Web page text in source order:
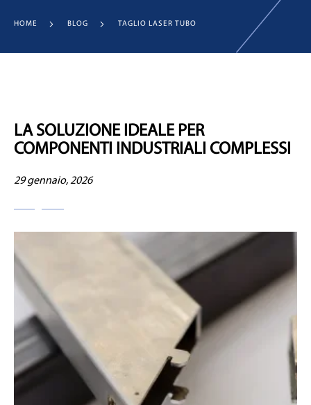
HOME BLOG TAGLIO LASER TUBO
LA SOLUZIONE IDEALE PER
COMPONENTI INDUSTRIALI COMPLESSI
29 gennaio, 2026